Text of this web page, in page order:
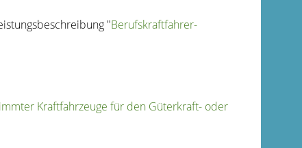
"Berufskraftfahrer-
Kraftfahrzeuge für den Güterkraft- oder